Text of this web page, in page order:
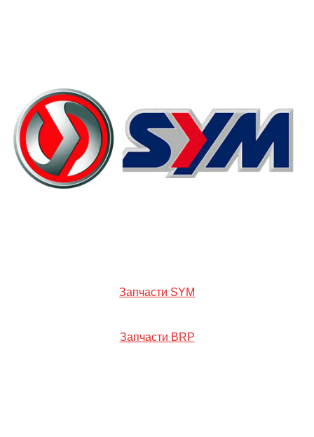
Запчасти SYM
Запчасти BRP